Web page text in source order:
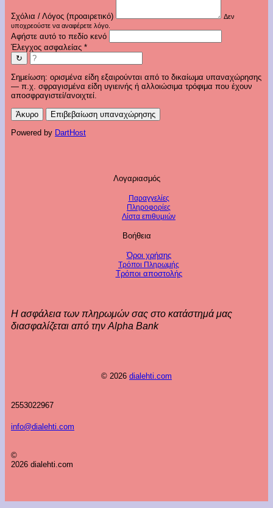
Σχόλια / Λόγος (προαιρετικό)
Δεν
υποχρεούστε να αναφέρετε λόγο.
Αφήστε αυτό το πεδίο κενό
Έλεγχος ασφαλείας *
↻
Σημείωση: ορισμένα είδη εξαιρούνται από το δικαίωμα υπαναχώρησης
— π.χ. σφραγισμένα είδη υγιεινής ή αλλοιώσιμα τρόφιμα που έχουν
αποσφραγιστεί/ανοιχτεί.
Άκυρο Επιβεβαίωση υπαναχώρησης
Powered by DartHost
Λογαριασμός
Παραγγελίες
Πληροφορίες
Λίστα επιθυμιών
Βοήθεια
Όροι χρήσης
Τρόποι Πληρωμής
Τρόποι αποστολής
Η ασφάλεια των πληρωμών σας στο κατάστημά μας
διασφαλίζεται από την Alpha Bank
© 2026 dialehti.com
2553022967
info@dialehti.com
©
2026 dialehti.com